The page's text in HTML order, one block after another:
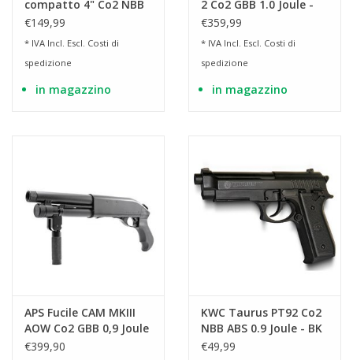
compatto 4" Co2 NBB
2.0 Joule - BK
€149,99
* IVA Incl. Escl. Costi di
spedizione
in magazzino
2 Co2 GBB 1.0 Joule -
Arancione Edizione
€359,99
* IVA Incl. Escl. Costi di
spedizione
in magazzino
APS Fucile CAM MKIII
AOW Co2 GBB 0,9 Joule
- BK
€399,90
KWC Taurus PT92 Co2
NBB ABS 0.9 Joule - BK
€49,99